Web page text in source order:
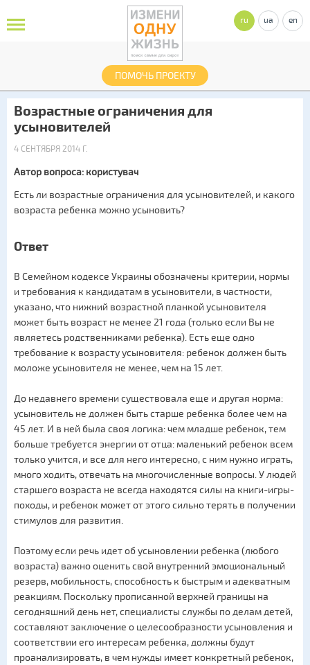
ПОМОЧЬ ПРОЕКТУ
ru ua en
Возрастные ограничения для
усыновителей
4 СЕНТЯБРЯ 2014 Г.
Автор вопроса: користувач
Есть ли возрастные ограничения для усыновителей, и какого
возраста ребенка можно усыновить?
Ответ
В Семейном кодексе Украины обозначены критерии, нормы
и требования к кандидатам в усыновители, в частности,
указано, что нижний возрастной планкой усыновителя
может быть возраст не менее 21 года (только если Вы не
являетесь родственниками ребенка). Есть еще одно
требование к возрасту усыновителя: ребенок должен быть
моложе усыновителя не менее, чем на 15 лет.
До недавнего времени существовала еще и другая норма:
усыновитель не должен быть старше ребенка более чем на
45 лет. И в ней была своя логика: чем младше ребенок, тем
больше требуется энергии от отца: маленький ребенок всем
только учится, и все для него интересно, с ним нужно играть,
много ходить, отвечать на многочисленные вопросы. У людей
старшего возраста не всегда находятся силы на книги-игры-
походы, и ребенок может от этого сильно терять в получении
стимулов для развития.
Поэтому если речь идет об усыновлении ребенка (любого
возраста) важно оценить свой внутренний эмоциональный
резерв, мобильность, способность к быстрым и адекватным
реакциям. Поскольку прописанной верхней границы на
сегодняшний день нет, специалисты службы по делам детей,
составляют заключение о целесообразности усыновления и
соответствии его интересам ребенка, должны будут
проанализировать, в чем нужды имеет конкретный ребенок,